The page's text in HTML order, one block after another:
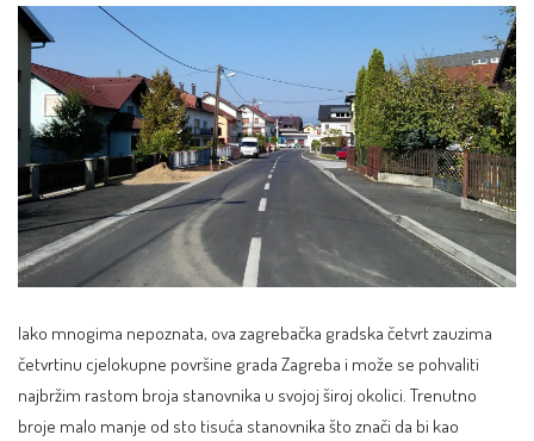
Iako mnogima nepoznata, ova zagrebačka gradska četvrt zauzima
četvrtinu cjelokupne površine grada Zagreba i može se pohvaliti
najbržim rastom broja stanovnika u svojoj široj okolici. Trenutno
broje malo manje od sto tisuća stanovnika što znači da bi kao